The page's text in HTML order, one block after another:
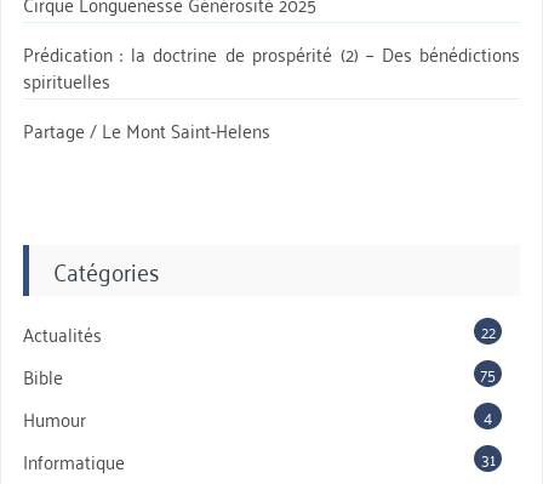
Prédication : la doctrine de prospérité (2) – Des bénédictions
spirituelles
Partage / Le Mont Saint-Helens
Catégories
Actualités 22
Bible 75
Humour 4
Informatique 31